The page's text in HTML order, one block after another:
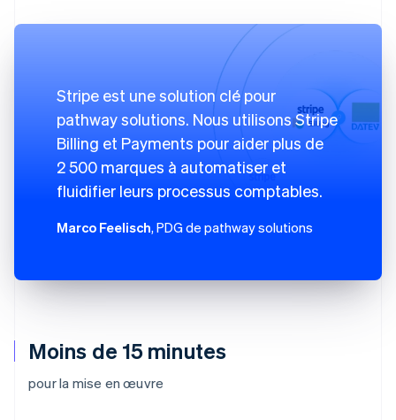
Moins de 15 minutes
pour la mise en œuvre
Stripe est une solution clé pour
pathway solutions. Nous utilisons Stripe
Billing et Payments pour aider plus de
2 500 marques à automatiser et
fluidifier leurs processus comptables.
Marco Feelisch, PDG de pathway solutions